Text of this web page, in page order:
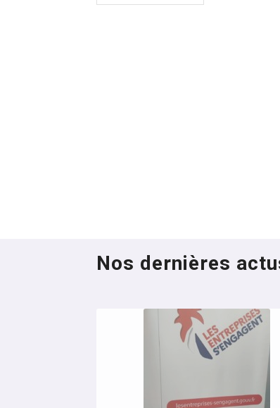
Nos dernières